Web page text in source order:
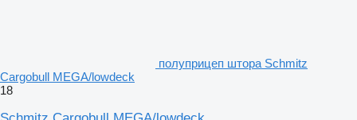
полуприцеп штора Schmitz
Cargobull MEGA/lowdeck
18